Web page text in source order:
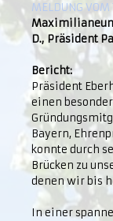
MELDUNG VOM
D., Präsident
Bericht:
Präsident
einen
Bayern,
konnte durch
Brücken zu
denen wir bis
In einer